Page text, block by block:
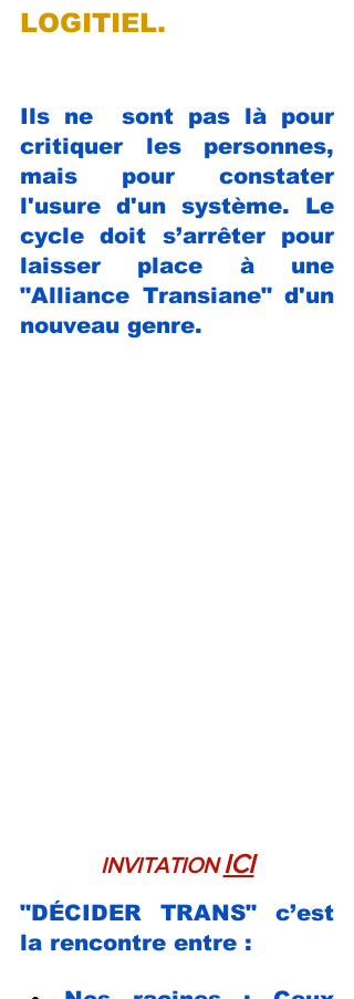
LOGITIEL.
Ils ne  sont pas là pour
critiquer les personnes,
mais pour constater
l'usure d'un système. Le
cycle doit s’arrêter pour
laisser place à une
"Alliance Transiane" d'un
nouveau genre.
INVITATION ICI
"DÉCIDER TRANS" c’est
la rencontre entre :